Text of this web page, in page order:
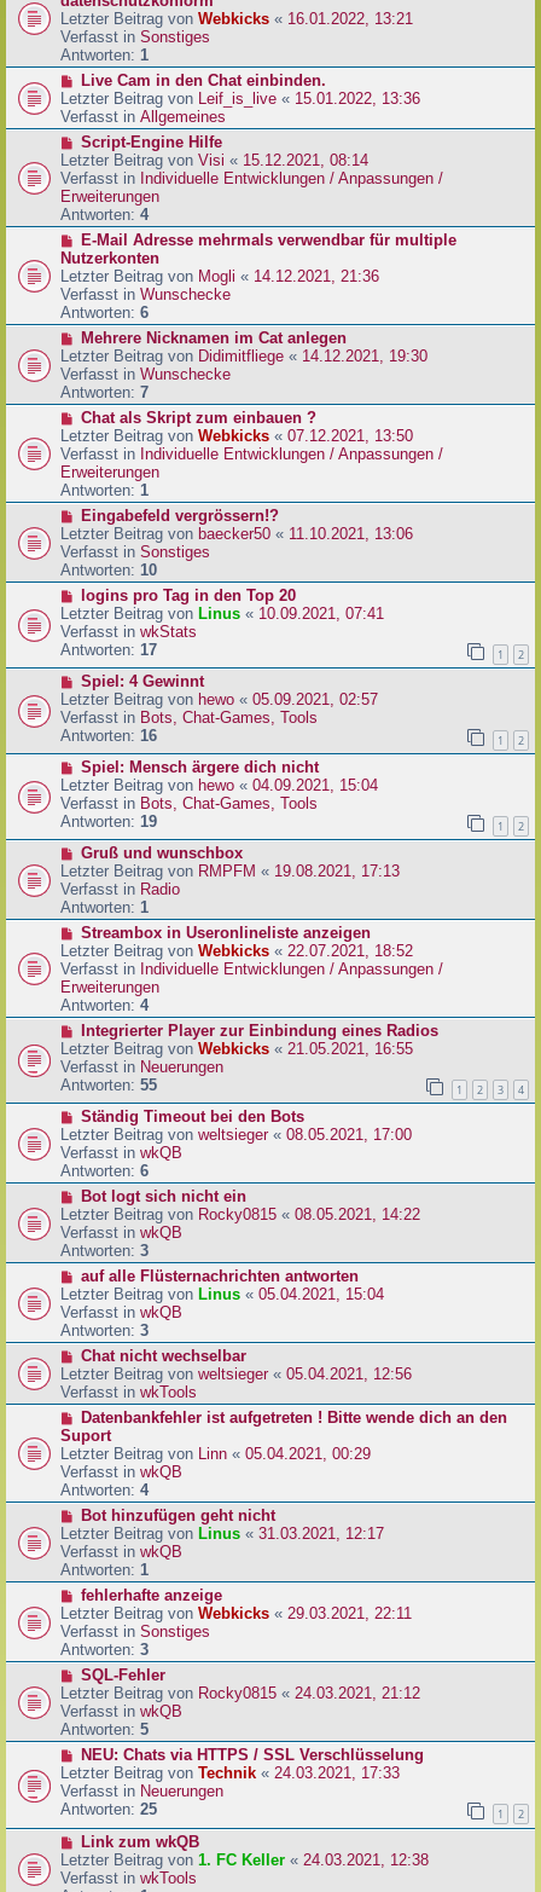
g
B
e
i
t
a
g
u
e
r
B
e
i
t
a
g
Letzter Beitrag von Webkicks « 16.01.2022, 13:21
Verfasst in Sonstiges
Antworten: 1
N
e
u
e
r
B
e
i
t
a
g
Live Cam in den Chat einbinden.
Letzter Beitrag von Leif_is_live « 15.01.2022, 13:36
Verfasst in Allgemeines
N
e
u
e
r
B
e
i
t
r
a
g
Script-Engine Hilfe
Letzter Beitrag von Visi « 15.12.2021, 08:14
Verfasst in Individuelle Entwicklungen / Anpassungen /
Erweiterungen
Antworten: 4
N
e
u
e
r
B
e
i
t
r
a
g
E-Mail Adresse mehrmals verwendbar für multiple
Nutzerkonten
Letzter Beitrag von Mogli « 14.12.2021, 21:36
Verfasst in Wunschecke
Antworten: 6
N
e
u
e
r
B
e
i
t
r
a
g
Mehrere Nicknamen im Cat anlegen
Letzter Beitrag von Didimitfliege « 14.12.2021, 19:30
Verfasst in Wunschecke
Antworten: 7
N
e
u
e
r
B
e
i
t
r
a
g
Chat als Skript zum einbauen ?
Letzter Beitrag von Webkicks « 07.12.2021, 13:50
Verfasst in Individuelle Entwicklungen / Anpassungen /
Erweiterungen
Antworten: 1
N
e
u
e
r
B
e
i
t
a
g
Eingabefeld vergrössern!?
Letzter Beitrag von baecker50 « 11.10.2021, 13:06
Verfasst in Sonstiges
Antworten: 10
N
e
u
e
r
B
e
i
t
r
a
g
logins pro Tag in den Top 20
Letzter Beitrag von Linus « 10.09.2021, 07:41
Verfasst in wkStats
Antworten: 17 1 2
N
e
u
e
r
B
e
i
t
r
a
g
Spiel: 4 Gewinnt
Letzter Beitrag von hewo « 05.09.2021, 02:57
Verfasst in Bots, Chat-Games, Tools
Antworten: 16 1 2
N
e
u
e
r
B
e
i
t
a
g
Spiel: Mensch ärgere dich nicht
Letzter Beitrag von hewo « 04.09.2021, 15:04
Verfasst in Bots, Chat-Games, Tools
Antworten: 19 1 2
N
e
u
e
r
B
e
i
t
r
a
g
Gruß und wunschbox
Letzter Beitrag von RMPFM « 19.08.2021, 17:13
Verfasst in Radio
Antworten: 1
N
e
u
e
r
B
e
i
t
r
a
g
Streambox in Useronlineliste anzeigen
Letzter Beitrag von Webkicks « 22.07.2021, 18:52
Verfasst in Individuelle Entwicklungen / Anpassungen /
Erweiterungen
Antworten: 4
N
e
u
e
r
B
e
i
t
a
g
Integrierter Player zur Einbindung eines Radios
Letzter Beitrag von Webkicks « 21.05.2021, 16:55
Verfasst in Neuerungen
Antworten: 55 1 2 3 4
N
e
u
e
r
B
e
i
t
a
g
Ständig Timeout bei den Bots
Letzter Beitrag von weltsieger« 08.05.2021, 17:00
Verfasst in wkQB
Antworten: 6
N
e
u
e
r
B
e
i
t
a
g
Bot logt sich nicht ein
Letzter Beitrag von Rocky0815 « 08.05.2021, 14:22
Verfasst in wkQB
Antworten: 3
N
e
u
e
r
B
e
i
r
a
g
auf alle Flüsternachrichten antworten
Letzter Beitrag von Linus « 05.04.2021, 15:04
Verfasst in wkQB
Antworten: 3
N
e
u
e
B
e
i
t
a
g
Chat nicht wechselbar
Letzter Beitrag von weltsieger « 05.04.2021, 12:56
Verfasst in wkTools
N
e
u
e
r
B
e
i
t
r
a
g
Datenbankfehler ist aufgetreten ! Bitte wende dich an den
Suport
Letzter Beitrag von Linn « 05.04.2021, 00:29
Verfasst in wkQB
Antworten: 4
N
e
u
e
r
B
e
i
t
a
g
Bot hinzufügen geht nicht
Letzter Beitrag von Linus « 31.03.2021, 12:17
Verfasst in wkQB
Antworten: 1
N
e
u
e
r
B
e
i
t
a
g
fehlerhafte anzeige
Letzter Beitrag von Webkicks « 29.03.2021, 22:11
Verfasst in Sonstiges
Antworten: 3
N
e
u
e
r
B
e
i
t
a
g
SQL-Fehler
Letzter Beitrag von Rocky0815 « 24.03.2021, 21:12
Verfasst in wkQB
Antworten: 5
N
e
u
e
r
B
e
i
NEU: Chats via HTTPS / SSL Verschlüsselung
Letzter Beitrag von Technik « 24.03.2021, 17:33
Verfasst in Neuerungen
Antworten: 25 1 2
N
e
u
Link zum wkQB
Letzter Beitrag von 1. FC Keller « 24.03.2021, 12:38
Verfasst in wkTools